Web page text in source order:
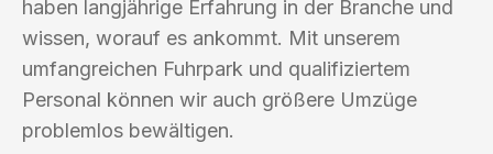
haben langjährige Erfahrung in der Branche und
wissen, worauf es ankommt. Mit unserem
umfangreichen Fuhrpark und qualifiziertem
Personal können wir auch größere Umzüge
problemlos bewältigen.